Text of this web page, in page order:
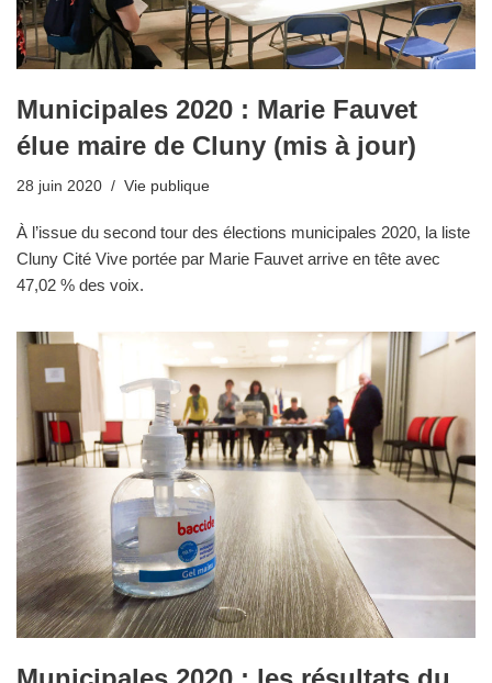
Municipales 2020 : Marie Fauvet
élue maire de Cluny (mis à jour)
28 juin 2020 Vie publique
À l’issue du second tour des élections municipales 2020, la liste
Cluny Cité Vive portée par Marie Fauvet arrive en tête avec
47,02 % des voix.